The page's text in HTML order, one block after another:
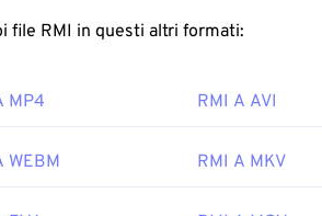
è
. Si tratta di uno
è un altro strumento infallibile per
FreeConvert.com può convertire i tuoi file RMI in questi altri formati:
MP4 RMI A AVI
WEBM RMI A MKV